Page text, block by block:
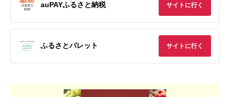
auPAYふるさと納税 サイトに行く
ふるさとパレット サイトに行く